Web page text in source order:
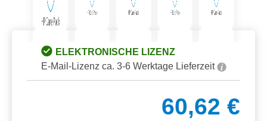
ELEKTRONISCHE LIZENZ
E-Mail-Lizenz ca. 3-6 Werktage Lieferzeit
60,62 €